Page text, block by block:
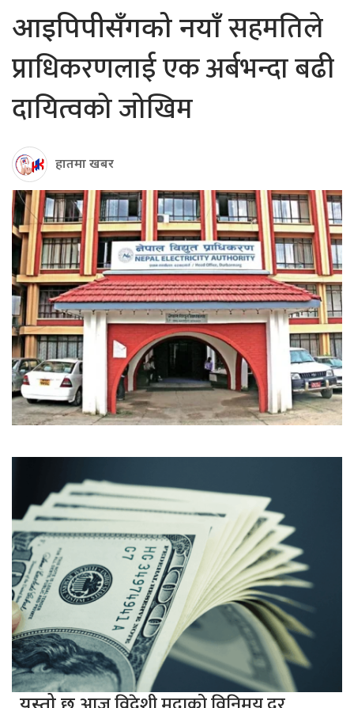
आइपिपीसँगको नयाँसहमतिले
प्राधिकरणलाई एक अर्बभन्दा बढी
दायित्वको जोखिम
हातमा खबर